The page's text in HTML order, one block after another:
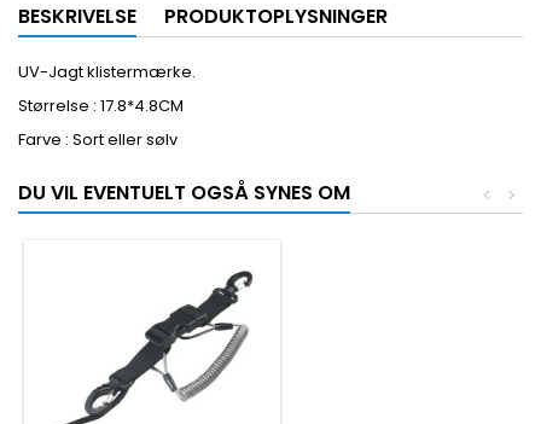
BESKRIVELSE PRODUKTOPLYSNINGER
UV-Jagt klistermærke.
Størrelse : 17.8*4.8CM
Farve : Sort eller sølv
DU VIL EVENTUELT OGSÅ SYNES OM >
<